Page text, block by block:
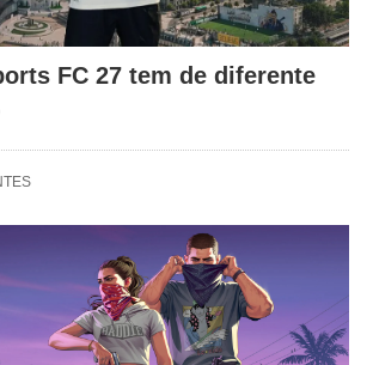
FC 27 tem de diferente